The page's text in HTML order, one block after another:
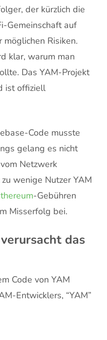
der kürzlich die
Gemeinschaft auf
Risiken.
klar, warum man
Das YAM-Projekt
ist offiziell
Code musste
gelang es nicht
Netzwerk
wenige Nutzer YAM
-Gebühren
Misserfolg bei.
das
Code von YAM
Entwicklers, “YAM”